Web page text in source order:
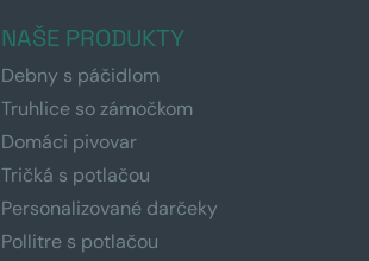
NAŠE PRODUKTY
Debny s páčidlom
Truhlice so zámočkom
Domáci pivovar
Tričká s potlačou
Personalizované darčeky
Pollitre s potlačou